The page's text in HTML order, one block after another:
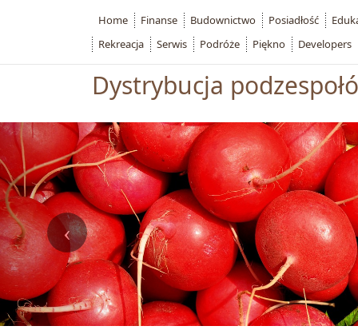
Dystrybucja
Home Finanse Budownictwo Posiadłość
Rekreacja
Serwis Podróże Piękno Developers